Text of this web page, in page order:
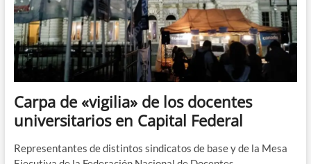
Carpa de «vigilia» de los docentes
universitarios en Capital Federal
Representantes de distintos sindicatos de base y de la Mesa